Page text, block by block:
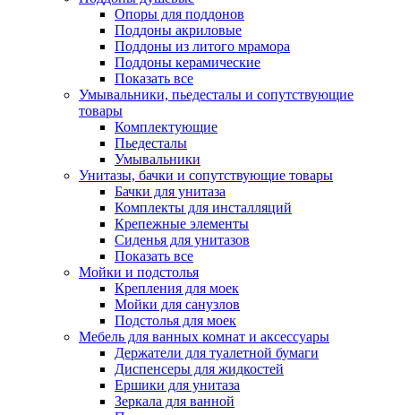
Опоры для поддонов
Поддоны акриловые
Поддоны из литого мрамора
Поддоны керамические
Показать все
Умывальники, пьедесталы и сопутствующие
товары
Комплектующие
Пьедесталы
Умывальники
Унитазы, бачки и сопутствующие товары
Бачки для унитаза
Комплекты для инсталляций
Крепежные элементы
Сиденья для унитазов
Показать все
Мойки и подстолья
Крепления для моек
Мойки для санузлов
Подстолья для моек
Мебель для ванных комнат и аксессуары
Держатели для туалетной бумаги
Диспенсеры для жидкостей
Ершики для унитаза
Зеркала для ванной